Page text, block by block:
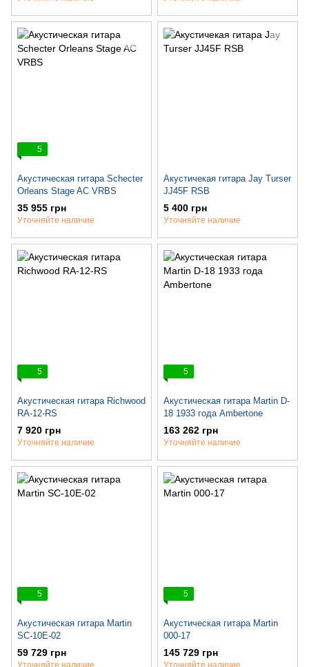
5
Акустическая гитара Schecter
Orleans Stage AC VRBS
35 955 грн
Уточняйте наличие
Акустичекая гитара Jay Turser
JJ45F RSB
5 400 грн
Уточняйте наличие
5
Акустическая гитара Richwood
RA-12-RS
7 920 грн
Уточняйте наличие
5
Акустическая гитара Martin D-
18 1933 года Ambertone
163 262 грн
Уточняйте наличие
5
Акустическая гитара Martin
SC-10E-02
59 729 грн
Уточняйте наличие
5
Акустическая гитара Martin
000-17
145 729 грн
Уточняйте наличие